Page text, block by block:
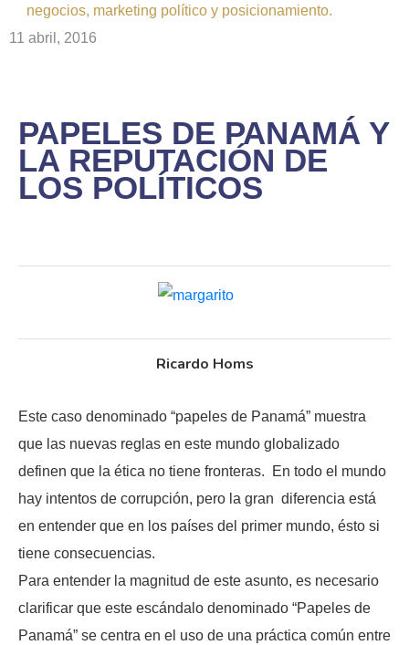
negocios, marketing político y posicionamiento.
11 abril, 2016
PAPELES DE PANAMÁ Y
LA REPUTACIÓN DE
LOS POLÍTICOS
Ricardo Homs
Este caso denominado “papeles de Panamá” muestra
que las nuevas reglas en este mundo globalizado
definen que la ética no tiene fronteras. En todo el mundo
hay intentos de corrupción, pero la gran diferencia está
en entender que en los países del primer mundo, ésto si
tiene consecuencias.
Para entender la magnitud de este asunto, es necesario
clarificar que este escándalo denominado “Papeles de
Panamá” se centra en el uso de una práctica común entre